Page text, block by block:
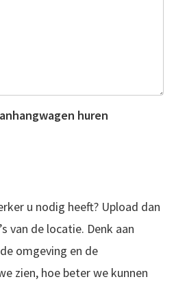
huren
u nodig heeft? Upload dan
van de locatie. Denk aan
omgeving en de
zien, hoe beter we kunnen